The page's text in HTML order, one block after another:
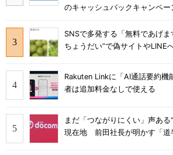
のキャッシュバックキャンペー
SNSで多発する「無料であげ
ちょうだい”で偽サイトやLINE
Rakuten Linkに「AI通話要約機
者は追加料金なしで使える
まだ「つながりにくい」声ある
現在地 前田社長が明かす「道